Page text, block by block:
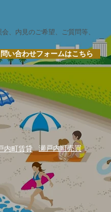
、内見のご希望、ご質問等、
問い合わせフォームはこちら
内町賃貸 瀬戸内町売買